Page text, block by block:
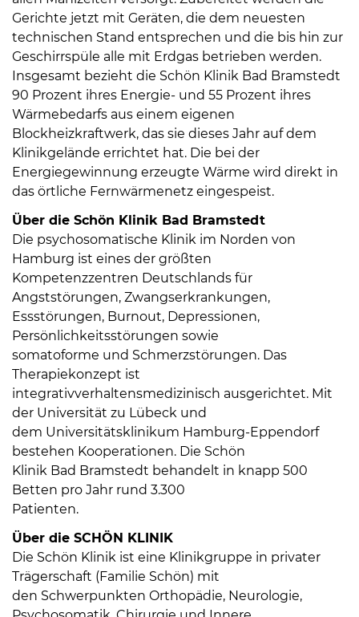
Gerichte jetzt mit Geräten, die dem neuesten
technischen Stand entsprechen und die bis hin zur
Geschirrspüle alle mit Erdgas betrieben werden.
Insgesamt bezieht die Schön Klinik Bad Bramstedt
90 Prozent ihres Energie- und 55 Prozent ihres
Wärmebedarfs aus einem eigenen
Blockheizkraftwerk, das sie dieses Jahr auf dem
Klinikgelände errichtet hat. Die bei der
Energiegewinnung erzeugte Wärme wird direkt in
das örtliche Fernwärmenetz eingespeist.
Über die Schön Klinik Bad Bramstedt
Die psychosomatische Klinik im Norden von
Hamburg ist eines der größten
Kompetenzzentren Deutschlands für
Angststörungen, Zwangserkrankungen,
Essstörungen, Burnout, Depressionen,
Persönlichkeitsstörungen sowie
somatoforme und Schmerzstörungen. Das
Therapiekonzept ist
integrativverhaltensmedizinisch ausgerichtet. Mit
der Universität zu Lübeck und
dem Universitätsklinikum Hamburg-Eppendorf
bestehen Kooperationen. Die Schön
Klinik Bad Bramstedt behandelt in knapp 500
Betten pro Jahr rund 3.300
Patienten.
Über die SCHÖN KLINIK
Die Schön Klinik ist eine Klinikgruppe in privater
Trägerschaft (Familie Schön) mit
den Schwerpunkten Orthopädie, Neurologie,